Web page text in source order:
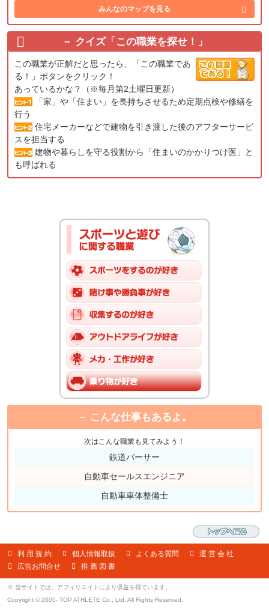
みんなのマップを見る
クイズ「この職業を探せ！」
この職業が正解だと思ったら、「この職業であ
る！」ボタンをクリック！
あっているかな？（※毎月第2土曜日更新）
「家」や「住まい」を長持ちさせるため定期点検や修繕を
行う
住宅メーカーなどで建物を引き渡した後のアフターサービ
スを担当する
建物や暮らしを守る役割から「住まいのかかりつけ医」と
も呼ばれる
こんな仕事もあるよ。
次はこんな職業も見てみよう！
鉄道パーサー
自動車セールスエンジニア
自動車車体整備士
利 用 規 約 個人情報取扱 よくある質問
運 営 会 社
広告お問合せ
推 薦 図 書
※ 当サイトでは、アフィリエイトにより収益を得ています。
Copyright © 2005- TOP ATHLETE Co., Ltd. All Rights Reserved.